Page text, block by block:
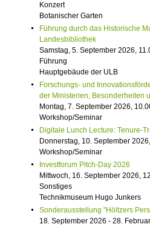
Konzert
Botanischer Garten
Führung durch das Historische
Landesbibliothek
Samstag, 5. September 2026,
Führung
Hauptgebäude der ULB
Forschungs- und
der Ministerien, Besonderheiten
Montag, 7. September 2026,
Workshop/Seminar
Digitale Lunch Lecture: Tenure-
Donnerstag, 10. September
Workshop/Seminar
Investforum Pitch-Day 2026
Mittwoch, 16. September 2026,
Sonstiges
Technikmuseum Hugo Junkers
Sonderausstellung "Höltzers
18. September 2026 - 28.